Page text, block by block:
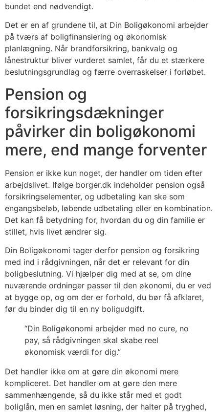
bundet end nødvendigt.
Det er en af grundene til, at Din Boligøkonomi arbejder
på tværs af boligfinansiering og økonomisk
planlægning. Når brandforsikring, bankvalg og
lånestruktur bliver vurderet samlet, får du et stærkere
beslutningsgrundlag og færre overraskelser i forløbet.
Pension og
forsikringsdækninger
påvirker din boligøkonomi
mere, end mange forventer
Pension er ikke kun noget, der handler om tiden efter
arbejdslivet. Ifølge borger.dk indeholder pension også
forsikringselementer, og udbetaling kan ske som
engangsbeløb, løbende udbetaling eller en kombination.
Det kan få betydning for, hvordan du og din familie er
stillet, hvis livet ændrer sig.
Din Boligøkonomi tager derfor pension og forsikring
med ind i rådgivningen, når det er relevant for din
boligbeslutning. Vi hjælper dig med at se, om dine
nuværende ordninger passer til den økonomi, du er ved
at bygge op, og om der er forhold, du bør få afklaret,
før du binder dig til en ny boligudgift.
“Din Boligøkonomi arbejder med no cure, no
pay, så rådgivningen skal skabe reel
økonomisk værdi for dig.”
Det handler ikke om at gøre din økonomi mere
kompliceret. Det handler om at gøre den mere
sammenhængende, så du ikke står med et godt
boliglån, men en samlet løsning, der halter på tryghed,